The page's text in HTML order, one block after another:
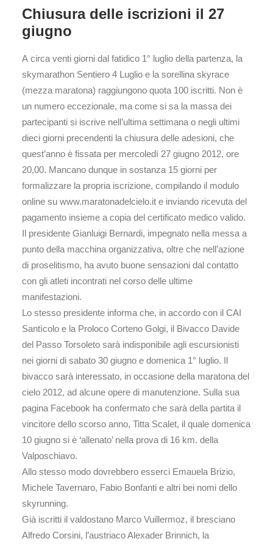
Chiusura delle iscrizioni il 27
giugno
A circa venti giorni dal fatidico 1° luglio della partenza, la
skymarathon Sentiero 4 Luglio e la sorellina skyrace
(mezza maratona) raggiungono quota 100 iscritti. Non è
un numero eccezionale, ma come si sa la massa dei
partecipanti si iscrive nell’ultima settimana o negli ultimi
dieci giorni precendenti la chiusura delle adesioni, che
quest’anno è fissata per mercoledì 27 giugno 2012, ore
20,00. Mancano dunque in sostanza 15 giorni per
formalizzare la propria iscrizione, compilando il modulo
online su www.maratonadelcielo.it e inviando ricevuta del
pagamento insieme a copia del certificato medico valido.
Il presidente Gianluigi Bernardi, impegnato nella messa a
punto della macchina organizzativa, oltre che nell’azione
di proselitismo, ha avuto buone sensazioni dal contatto
con gli atleti incontrati nel corso delle ultime
manifestazioni.
Lo stesso presidente informa che, in accordo con il CAI
Santìcolo e la Proloco Corteno Golgi, il Bivacco Davide
del Passo Torsoleto sarà indisponibile agli escursionisti
nei giorni di sabato 30 giugno e domenica 1° luglio. Il
bivacco sarà interessato, in occasione della maratona del
cielo 2012, ad alcune opere di manutenzione. Sulla sua
pagina Facebook ha confermato che sarà della partita il
vincitore dello scorso anno, Titta Scalet, il quale domenica
10 giugno si è ‘allenato’ nella prova di 16 km. della
Valposchiavo.
Allo stesso modo dovrebbero esserci Emauela Brizio,
Michele Tavernaro, Fabio Bonfanti e altri bei nomi dello
skyrunning.
Già iscritti il valdostano Marco Vuillermoz, il bresciano
Alfredo Corsini, l’austriaco Alexader Brinnich, la